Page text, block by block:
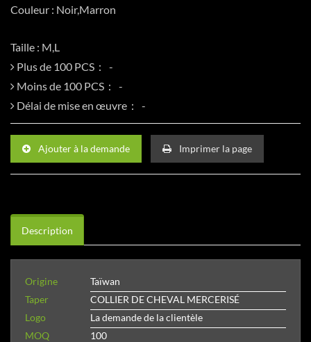
Couleur : Noir,Marron
Taille : M,L
Plus de 100 PCS：
Moins de 100 PCS：
Délai de mise en œuvre：
Ajouter à la demande Imprimer la page
Description
Origine
Taïwan
Taper
COLLIER DE CHEVAL MERCERISÉ
Logo
La demande de la clientèle
MOQ
100